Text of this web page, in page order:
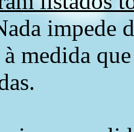
impede
à medida